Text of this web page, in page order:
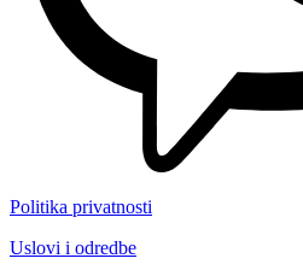
Politika privatnosti
Uslovi i odredbe